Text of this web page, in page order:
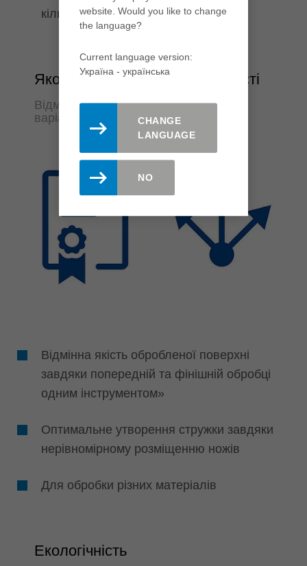
кількістю кріпильних деталей
Якості та технологічній гнучкості
Відмінна якість обробки та численні
варіанти застосування
Відмінна якість обробленої поверхні
завдяки попередній та фінішній обробці
одним інструментом»
Оптимальне утворення стружки завдяки
нерівномірному розміщенню ножів
Для обробки різних матеріалів
Екологічність
website. Would you like to change
the language?
Current language version:
Україна - yкраїнська
CHANGE
LANGUAGE
NO